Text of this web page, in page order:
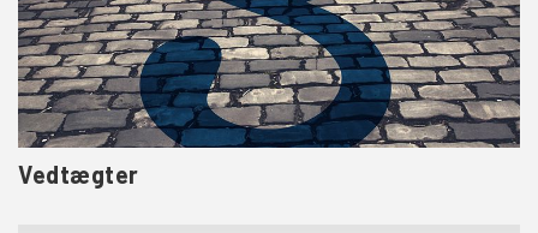
Vedtægter